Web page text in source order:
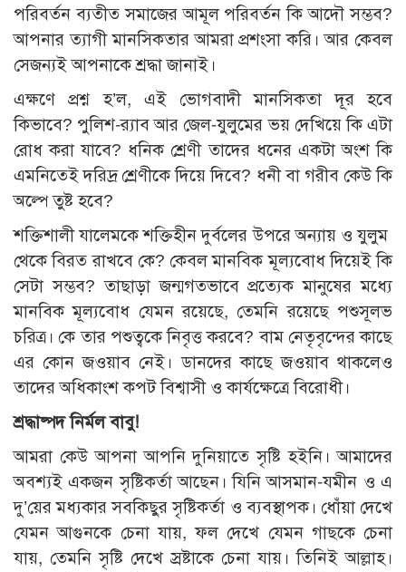
পরিবর্তন ব্যতীত সমাজের আমূল পরিবর্তন কি আদৌ সম্ভব?
আপনার ত্যাগী মানসিকতার আমরা প্রশংসা করি। আর কেবল
সেজন্যই আপনাকে শ্রদ্ধা জানাই।
এক্ষণে প্রশ্ন হ’ল, এই ভোগবাদী মানসিকতা দূর হবে
কিভাবে? পুলিশ-র‌্যাব আর জেল-যুলুমের ভয় দেখিয়ে কি এটা
রোধ করা যাবে? ধনিক শ্রেণী তাদের ধনের একটা অংশ কি
এমনিতেই দরিদ্র শ্রেণীকে দিয়ে দিবে? ধনী বা গরীব কেউ কি
অল্পে তুষ্ট হবে?
শক্তিশালী যালেমকে শক্তিহীন দুর্বলের উপরে অন্যায় ও যুলুম
থেকে বিরত রাখবে কে? কেবল মানবিক মূল্যবোধ দিয়েই কি
সেটা সম্ভব? তাছাড়া জন্মগতভাবে প্রত্যেক মানুষের মধ্যে
মানবিক মূল্যবোধ যেমন রয়েছে, তেমনি রয়েছে পশুসূলভ
চরিত্র। কে তার পশুত্বকে নিবৃত্ত করবে? বাম নেতৃবৃন্দের কাছে
এর কোন জওয়াব নেই। ডানদের কাছে জওয়াব থাকলেও
তাদের অধিকাংশ কপট বিশ্বাসী ও কার্যক্ষেত্রে বিরোধী।
শ্রদ্ধাষ্পদ নির্মল বাবু!
আমরা কেউ আপনা আপনি দুনিয়াতে সৃষ্টি হইনি। আমাদের
অবশ্যই একজন সৃষ্টিকর্তা আছেন। যিনি আসমান-যমীন ও এ
দু’য়ের মধ্যকার সবকিছুর সৃষ্টিকর্তা ও ব্যবস্থাপক। ধোঁয়া দেখে
যেমন আগুনকে চেনা যায়, ফল দেখে যেমন গাছকে চেনা
যায়, তেমনি সৃষ্টি দেখে স্রষ্টাকে চেনা যায়। তিনিই আল্লাহ।